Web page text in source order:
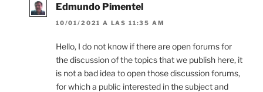
Edmundo Pimentel
10/01/2021 A LAS 11:35 AM
Hello, I do not know if there are open forums for
the discussion of the topics that we publish here, it
is not a bad idea to open those discussion forums,
for which a public interested in the subject and